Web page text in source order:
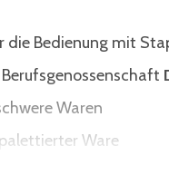
Bedienung mit
Waren
Ware